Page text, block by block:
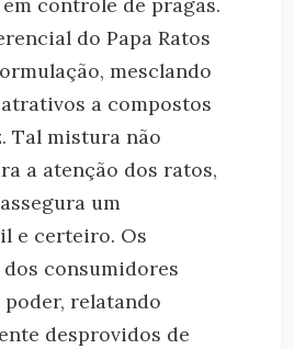
controle de pragas.
do Papa Ratos
mesclando
a compostos
Tal mistura não
a atenção dos ratos,
um
e certeiro. Os
consumidores
relatando
desprovidos de